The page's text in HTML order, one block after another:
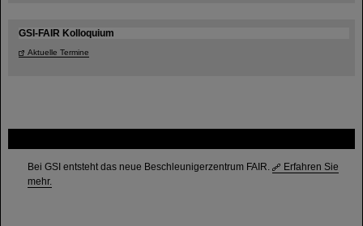
Bei GSI entsteht das neue Beschleunigerzentrum FAIR.
Erfahren Sie
mehr.
GSI-FAIR Kolloquium
Aktuelle Termine